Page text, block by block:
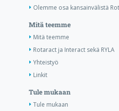
Olemme osa kansainvälistä
Mitä teemme
Mitä teemme
Rotaract ja Interact sekä RYLA
Yhteistyö
Linkit
Tule mukaan
Tule mukaan